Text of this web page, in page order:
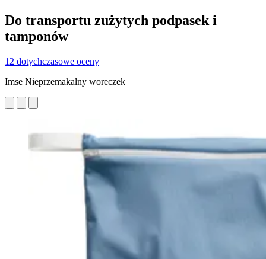
Do transportu zużytych podpasek i
tamponów
12 dotychczasowe oceny
Imse Nieprzemakalny woreczek